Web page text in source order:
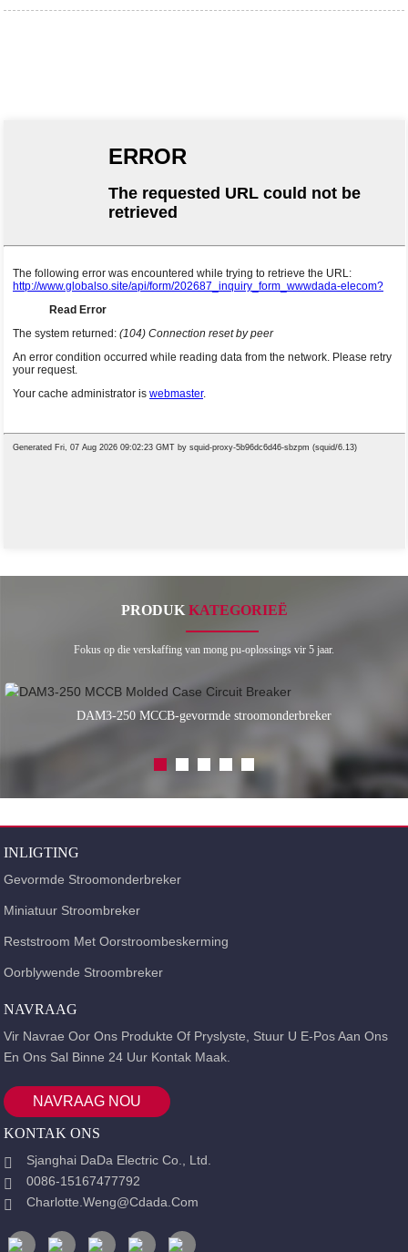
PRODUK KATEGORIEË
Fokus op die verskaffing van mong pu-oplossings vir 5 jaar.
DAM3-250 MCCB-gevormde stroomonderbreker
INLIGTING
Gevormde Stroomonderbreker
Miniatuur Stroombreker
Reststroom Met Oorstroombeskerming
Oorblywende Stroombreker
NAVRAAG
Vir Navrae Oor Ons Produkte Of Pryslyste, Stuur U E-Pos Aan Ons
En Ons Sal Binne 24 Uur Kontak Maak.
NAVRAAG NOU
KONTAK ONS
Sjanghai DaDa Electric Co., Ltd.
0086-15167477792
Charlotte.weng@cdada.com